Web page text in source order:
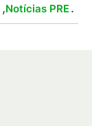
,Notícias PRE.